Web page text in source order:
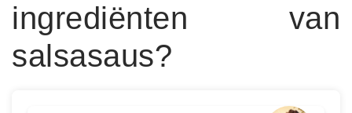
ingrediënten van
salsasaus?